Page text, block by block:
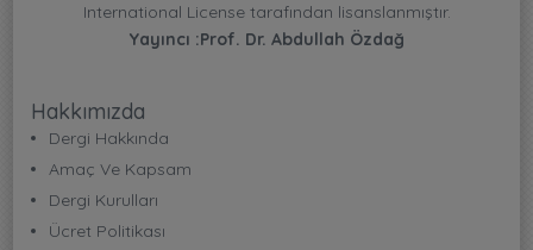
International License tarafından lisanslanmıştır.
Yayıncı :Prof. Dr. Abdullah Özdağ
Hakkımızda
Dergi Hakkında
Amaç Ve Kapsam
Dergi Kurulları
Ücret Politikası